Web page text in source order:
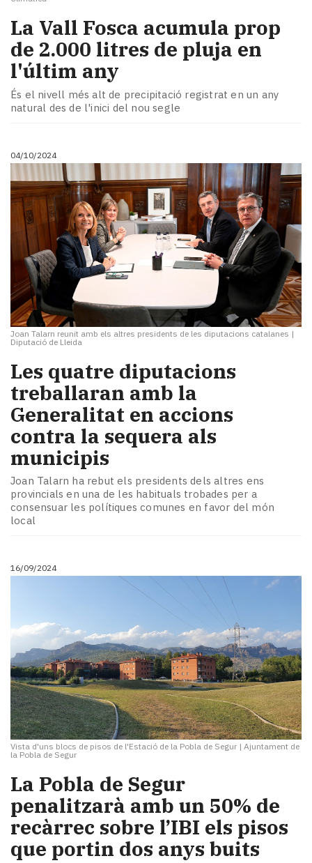
La Vall Fosca acumula prop
de 2.000 litres de pluja en
l'últim any
És el nivell més alt de precipitació registrat en un any
natural des de l'inici del nou segle
04/10/2024
Joan Talarn reunit amb els altres presidents de les diputacions catalanes |
Diputació de Lleida
Les quatre diputacions
treballaran amb la
Generalitat en accions
contra la sequera als
municipis
Joan Talarn ha rebut els presidents dels altres ens
provincials en una de les habituals trobades per a
consensuar les polítiques comunes en favor del món
local
16/09/2024
Vista d'uns blocs de pisos de l'Estació de la Pobla de Segur | Ajuntament de
la Pobla de Segur
La Pobla de Segur
penalitzarà amb un 50% de
recàrrec sobre l’IBI els pisos
que portin dos anys buits